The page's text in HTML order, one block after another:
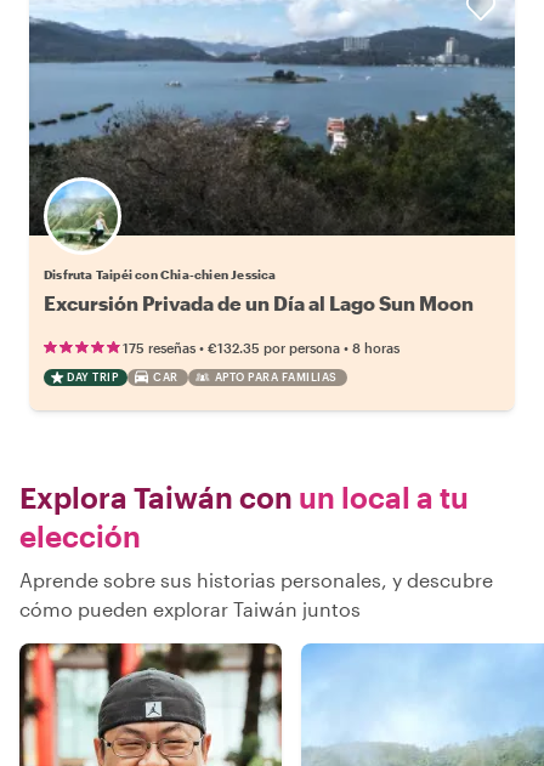
Disfruta Taipéi con Chia-chien Jessica
Excursión Privada de un Día al Lago Sun Moon
175 reseñas • €132.35 por persona • 8 horas
DAY TRIP CAR APTO PARA FAMILIAS
Explora Taiwán con un local a tu
elección
Aprende sobre sus historias personales, y descubre
cómo pueden explorar Taiwán juntos